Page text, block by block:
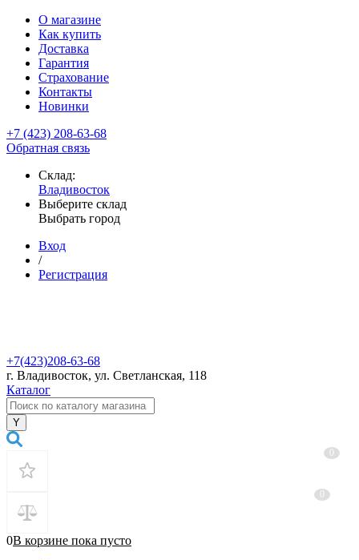
О магазине
Как купить
Доставка
Гарантия
Страхование
Контакты
Новинки
+7 (423) 208-63-68
Обратная связь
Склад:
Владивосток
Выберите склад
Выбрать город
Вход
/
Регистрация
+7(423)208-63-68
г. Владивосток, ул. Светланская, 118
Каталог
0В корзине пока пусто